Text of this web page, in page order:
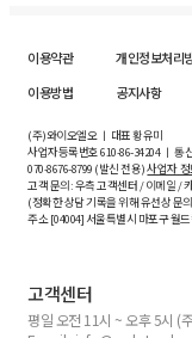
이용약관 개인정보처리
이용방법
공지사항
(주)와이오엘오 ㅣ 대표 황유미
사업자등록번호610-86-34204ㅣ 통
070-8676-8799 (발신 전용)사업자
고객 문의: 우측 고객센터 / 이메일 /
(정확한 상담 기록을 위해 유선상 문
주소 [04004] 서울특별시 마포구 월
고객센터
평일 오전 11시 ~ 오후 5시 (